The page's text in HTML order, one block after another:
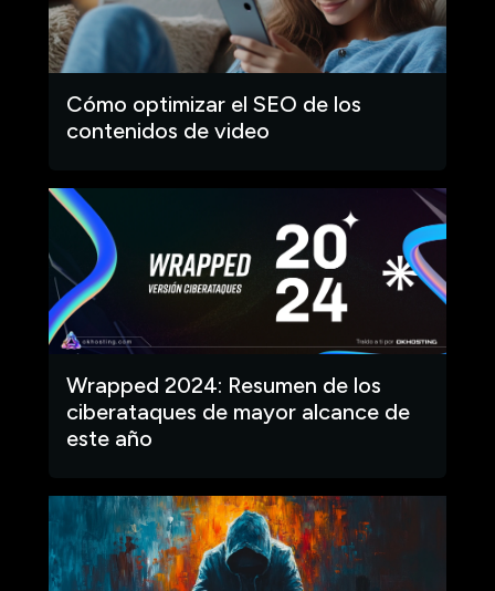
Cómo optimizar el SEO de los
contenidos de video
Wrapped 2024: Resumen de los
ciberataques de mayor alcance de
este año